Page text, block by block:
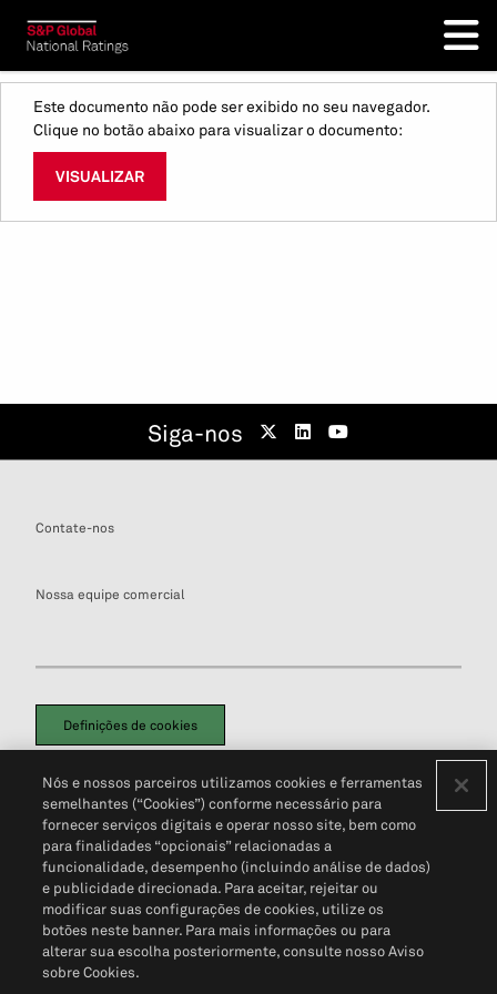
Este documento não pode ser exibido no seu navegador.
Clique no botão abaixo para visualizar o documento:
VISUALIZAR
Siga-nos
Contate-nos
Nossa equipe comercial
Definições de cookies
Política de PrivacidadePortal de privacidade do cliente (em inglês)
Não Venda Minhas Informações Pessoais© 2026 S&P Global
Nós e nossos parceiros utilizamos cookies e ferramentas
semelhantes (“Cookies”) conforme necessário para
fornecer serviços digitais e operar nosso site, bem como
para finalidades “opcionais” relacionadas a
funcionalidade, desempenho (incluindo análise de dados)
e publicidade direcionada. Para aceitar, rejeitar ou
modificar suas configurações de cookies, utilize os
botões neste banner. Para mais informações ou para
alterar sua escolha posteriormente, consulte nosso Aviso
sobre Cookies.